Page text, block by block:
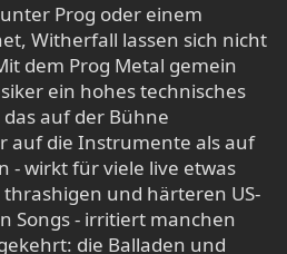
Prog oder einem
Witherfall lassen sich nicht
dem Prog Metal gemein
ein hohes technisches
auf der Bühne
auf die Instrumente als auf
- wirkt für viele live etwas
und härteren US-
Songs - irritiert manchen
die Balladen und